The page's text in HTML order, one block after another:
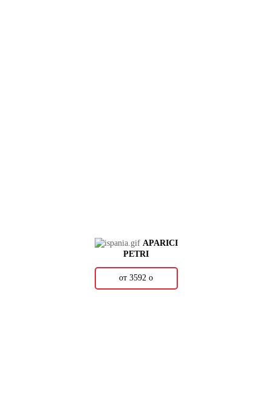
APARICI
PETRI
от 3592 о